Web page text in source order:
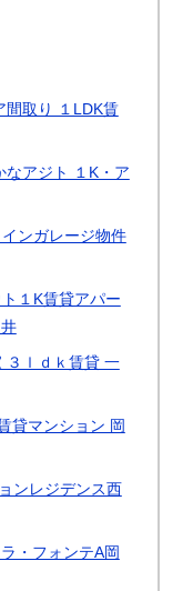
間取り １LDK賃
なアジト １K・ア
ンガレージ物件
１K賃貸アパー
３ｌｄｋ賃貸 一
貸マンション 岡
ンレジデンス西
・フォンテA岡